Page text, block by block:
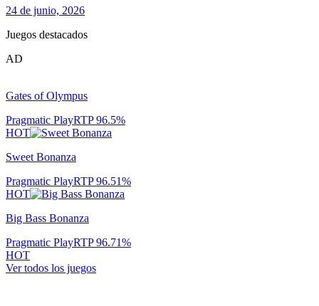
24 de junio, 2026
Juegos destacados
AD
Gates of Olympus
Pragmatic PlayRTP96.5%
HOT
Sweet Bonanza
Pragmatic PlayRTP96.51%
HOT
Big Bass Bonanza
Pragmatic PlayRTP96.71%
HOT
Ver todos los juegos